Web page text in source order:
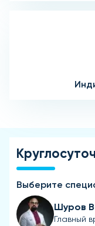
Выберите
Шуров
Главный